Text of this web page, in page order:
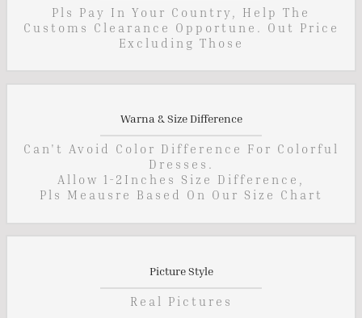
Pls Pay In Your Country, Help The
Customs Clearance Opportune. Out Price
Excluding Those
Warna & Size Difference
Can't Avoid Color Difference For Colorful
Dresses.
Allow 1-2Inches Size Difference,
Pls Meausre Based On Our Size Chart
Picture Style
Real Pictures